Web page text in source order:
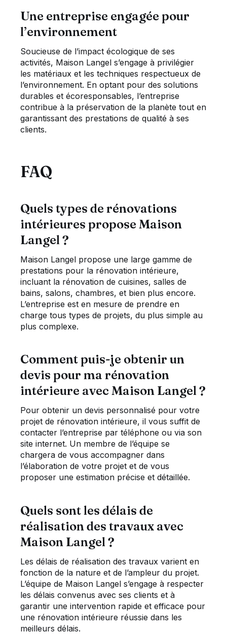
Une entreprise engagée pour
l’environnement
Soucieuse de l’impact écologique de ses
activités, Maison Langel s’engage à privilégier
les matériaux et les techniques respectueux de
l’environnement. En optant pour des solutions
durables et écoresponsables, l’entreprise
contribue à la préservation de la planète tout en
garantissant des prestations de qualité à ses
clients.
FAQ
Quels types de rénovations
intérieures propose Maison
Langel ?
Maison Langel propose une large gamme de
prestations pour la rénovation intérieure,
incluant la rénovation de cuisines, salles de
bains, salons, chambres, et bien plus encore.
L’entreprise est en mesure de prendre en
charge tous types de projets, du plus simple au
plus complexe.
Comment puis-je obtenir un
devis pour ma rénovation
intérieure avec Maison Langel ?
Pour obtenir un devis personnalisé pour votre
projet de rénovation intérieure, il vous suffit de
contacter l’entreprise par téléphone ou via son
site internet. Un membre de l’équipe se
chargera de vous accompagner dans
l’élaboration de votre projet et de vous
proposer une estimation précise et détaillée.
Quels sont les délais de
réalisation des travaux avec
Maison Langel ?
Les délais de réalisation des travaux varient en
fonction de la nature et de l’ampleur du projet.
L’équipe de Maison Langel s’engage à respecter
les délais convenus avec ses clients et à
garantir une intervention rapide et efficace pour
une rénovation intérieure réussie dans les
meilleurs délais.